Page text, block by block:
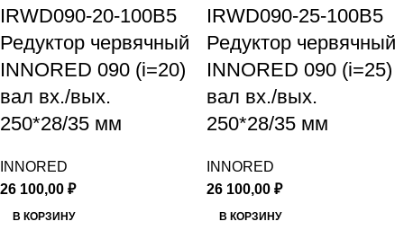
IRWD090-20-100B5
Редуктор червячный
INNORED 090 (i=20)
вал вх./вых.
250*28/35 мм
INNORED
26 100,00 ₽
В КОРЗИНУ
IRWD090-25-100B5
Редуктор червячный
INNORED 090 (i=25)
вал вх./вых.
250*28/35 мм
INNORED
26 100,00 ₽
В КОРЗИНУ